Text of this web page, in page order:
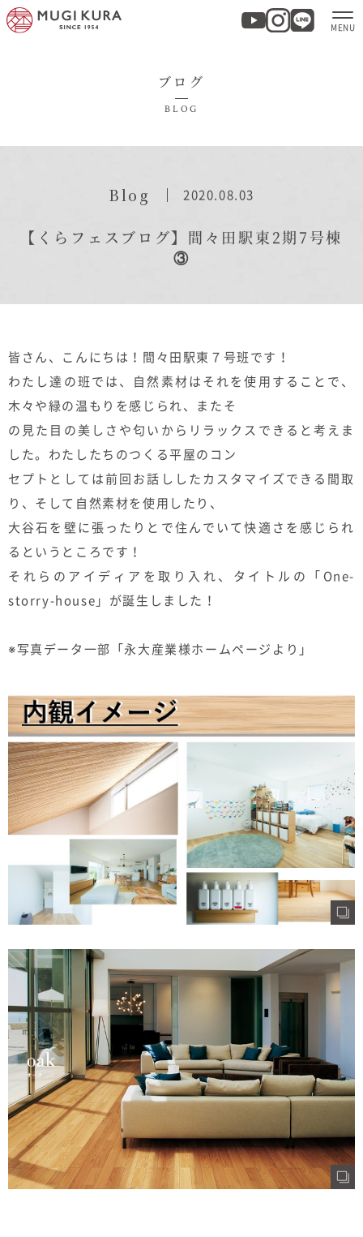
商品紹介
むぎくらについて
ニュース ブログ
イベント
オーナー様Q&A
資料請求
せ
1806
ブログ
BLOG
Blog 2020.08.03
【くらフェスブログ】間々田駅東2期7号棟
③
皆さん、こんにちは！間々田駅東７号班です！
わたし達の班では、自然素材はそれを使用することで、
木々や緑の温もりを感じられ、またそ
の見た目の美しさや匂いからリラックスできると考えま
した。わたしたちのつくる平屋のコン
セプトとしては前回お話ししたカスタマイズできる間取
り、そして自然素材を使用したり、
大谷石を壁に張ったりとで住んでいて快適さを感じられ
るというところです！
それらのアイディアを取り入れ、タイトルの「One-
storry-house」が誕生しました！
※写真データ一部「永大産業様ホームページより」